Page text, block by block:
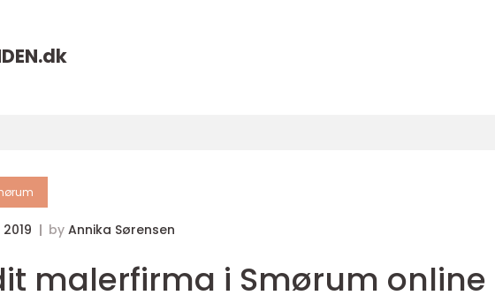
dk
by Annika Sørensen
malerfirma i Smørum online